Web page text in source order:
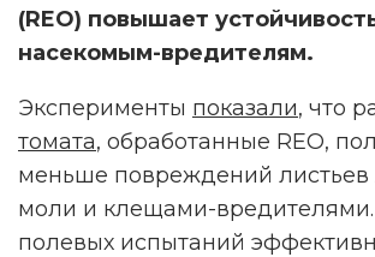
(REO) повышает
насекомым-вредителям.
Эксперименты показали, что
томата, обработанные REO,
меньше повреждений
моли и клещами-
полевых испытаний